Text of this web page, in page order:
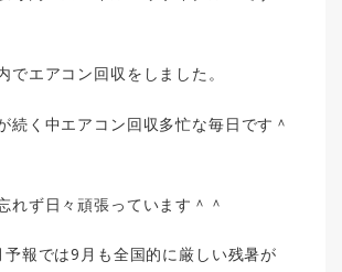
でエアコン回収をしました。
続く中エアコン回収多忙な毎日です＾
れず日々頑張っています＾＾
報では9月も全国的に厳しい残暑が